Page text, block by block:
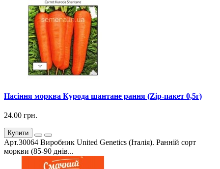
Насіння морква Курода шантане рання (Zip-пакет 0,5г)
24.00 грн.
Купити
Арт.30064 Виробник United Genetics (Італія). Ранній сорт
моркви (85-90 днів...